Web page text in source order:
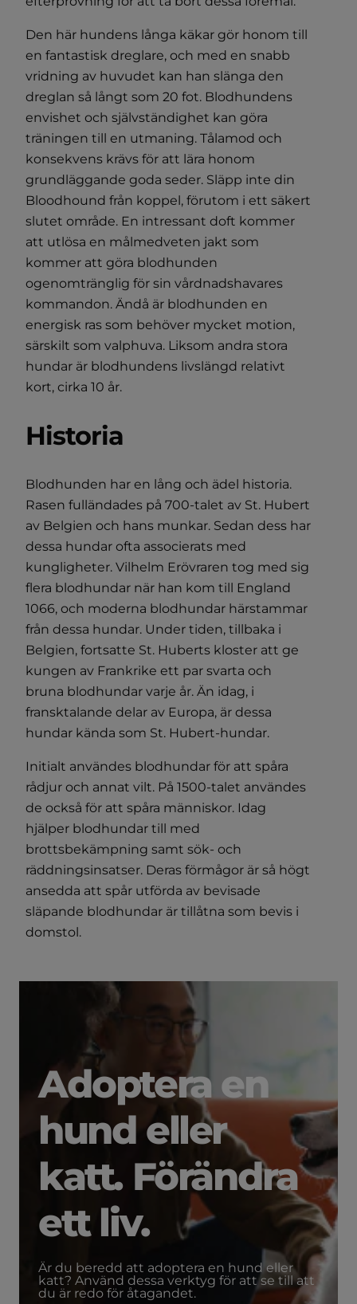
Den här hundens långa käkar gör honom till
en fantastisk dreglare, och med en snabb
vridning av huvudet kan han slänga den
dreglan så långt som 20 fot. Blodhundens
envishet och självständighet kan göra
träningen till en utmaning. Tålamod och
konsekvens krävs för att lära honom
grundläggande goda seder. Släpp inte din
Bloodhound från koppel, förutom i ett säkert
slutet område. En intressant doft kommer
att utlösa en målmedveten jakt som
kommer att göra blodhunden
ogenomtränglig för sin vårdnadshavares
kommandon. Ändå är blodhunden en
energisk ras som behöver mycket motion,
särskilt som valphuva. Liksom andra stora
hundar är blodhundens livslängd relativt
kort, cirka 10 år.
Historia
Blodhunden har en lång och ädel historia.
Rasen fulländades på 700-talet av St. Hubert
av Belgien och hans munkar. Sedan dess har
dessa hundar ofta associerats med
kungligheter. Vilhelm Erövraren tog med sig
flera blodhundar när han kom till England
1066, och moderna blodhundar härstammar
från dessa hundar. Under tiden, tillbaka i
Belgien, fortsatte St. Huberts kloster att ge
kungen av Frankrike ett par svarta och
bruna blodhundar varje år. Än idag, i
fransktalande delar av Europa, är dessa
hundar kända som St. Hubert-hundar.
Initialt användes blodhundar för att spåra
rådjur och annat vilt. På 1500-talet användes
de också för att spåra människor. Idag
hjälper blodhundar till med
brottsbekämpning samt sök- och
räddningsinsatser. Deras förmågor är så högt
ansedda att spår utförda av bevisade
släpande blodhundar är tillåtna som bevis i
domstol.
Adoptera en
hund eller
katt. Förändra
ett liv.
Är du beredd att adoptera en hund eller
katt? Använd dessa verktyg för att se till att
du är redo för åtagandet.